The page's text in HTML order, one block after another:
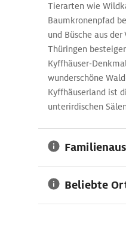
Tierarten wie
Baumkronenpfad
und Büsche aus
Thüringen
Kyffhäuser-
wunderschöne
Kyffhäuserland ist
unterirdischen
Beliebte